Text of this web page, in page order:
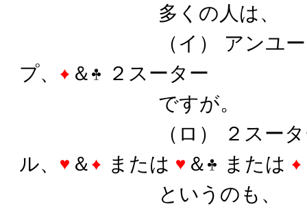
多くの人は、
（イ） アンユージュ
プ、
＆
２スーター
ですが。
（ロ） ２スーター
ル、
＆ または ＆ または
というのも、